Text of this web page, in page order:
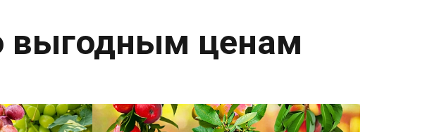
выгодным ценам